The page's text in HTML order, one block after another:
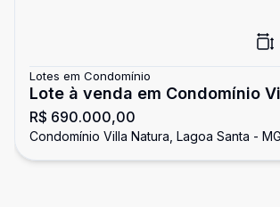
Lotes em Condomínio
Lote à venda em Condomínio
Natura
R$ 690.000,00
Condomínio Villa Natura, Lagoa Santa - MG